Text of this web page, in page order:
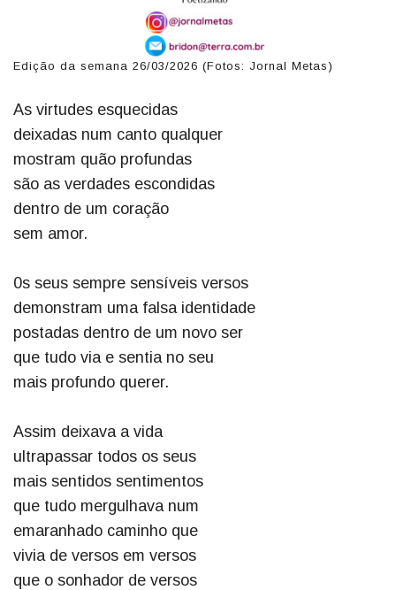
Edição da semana 26/03/2026 (Fotos: Jornal Metas)
As virtudes esquecidas
deixadas num canto qualquer
mostram quão profundas
são as verdades escondidas
dentro de um coração
sem amor.
0s seus sempre sensíveis versos
demonstram uma falsa identidade
postadas dentro de um novo ser
que tudo via e sentia no seu
mais profundo querer.
Assim deixava a vida
ultrapassar todos os seus
mais sentidos sentimentos
que tudo mergulhava num
emaranhado caminho que
vivia de versos em versos
que o sonhador de versos